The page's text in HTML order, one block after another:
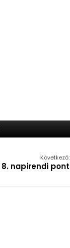
Következő:
8. napirendi pont